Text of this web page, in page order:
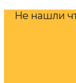
Не нашли